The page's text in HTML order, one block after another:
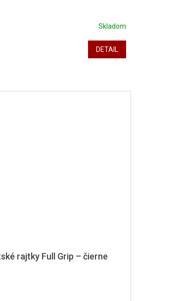
Skladom
DETAIL
rajtky Full Grip – čierne